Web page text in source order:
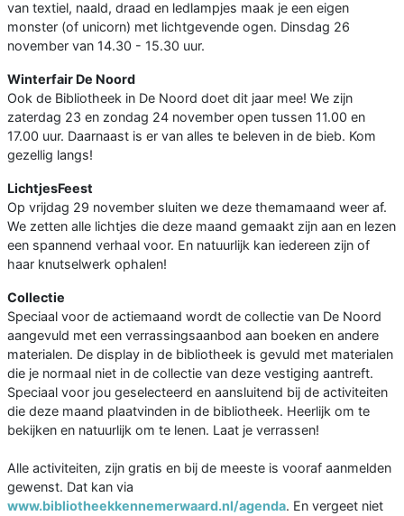
van textiel, naald, draad en ledlampjes maak je een eigen
monster (of unicorn) met lichtgevende ogen. Dinsdag 26
november van 14.30 - 15.30 uur.
Winterfair De Noord
Ook de Bibliotheek in De Noord doet dit jaar mee! We zijn
zaterdag 23 en zondag 24 november open tussen 11.00 en
17.00 uur. Daarnaast is er van alles te beleven in de bieb. Kom
gezellig langs!
LichtjesFeest
Op vrijdag 29 november sluiten we deze themamaand weer af.
We zetten alle lichtjes die deze maand gemaakt zijn aan en lezen
een spannend verhaal voor. En natuurlijk kan iedereen zijn of
haar knutselwerk ophalen!
Collectie
Speciaal voor de actiemaand wordt de collectie van De Noord
aangevuld met een verrassingsaanbod aan boeken en andere
materialen. De display in de bibliotheek is gevuld met materialen
die je normaal niet in de collectie van deze vestiging aantreft.
Speciaal voor jou geselecteerd en aansluitend bij de activiteiten
die deze maand plaatvinden in de bibliotheek. Heerlijk om te
bekijken en natuurlijk om te lenen. Laat je verrassen!
Alle activiteiten, zijn gratis en bij de meeste is vooraf aanmelden
gewenst. Dat kan via
www.bibliotheekkennemerwaard.nl/agenda. En vergeet niet